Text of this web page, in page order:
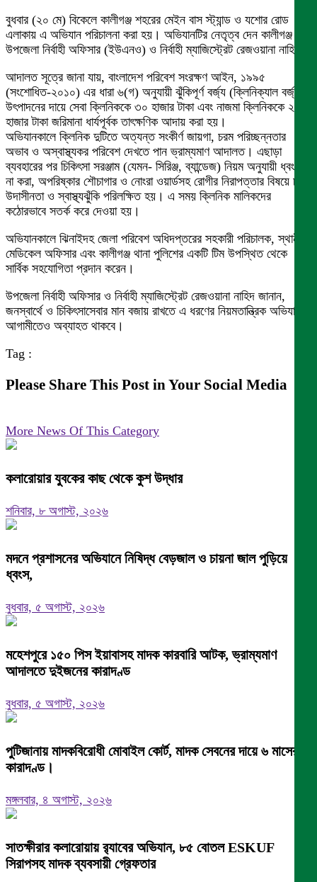
বুধবার (২০ মে) বিকেলে কালীগঞ্জ শহরের মেইন বাস স্ট্যান্ড ও যশোর রোড
এলাকায় এ অভিযান পরিচালনা করা হয়। অভিযানটির নেতৃত্ব দেন কালীগঞ্জ
উপজেলা নির্বাহী অফিসার (ইউএনও) ও নির্বাহী ম্যাজিস্ট্রেট রেজওয়ানা নাহিদ।
আদালত সূত্রে জানা যায়, বাংলাদেশ পরিবেশ সংরক্ষণ আইন, ১৯৯৫
(সংশোধিত-২০১০) এর ধারা ৬(গ) অনুযায়ী ঝুঁকিপূর্ণ বর্জ্য (ক্লিনিক্যাল বর্জ্য)
উৎপাদনের দায়ে সেবা ক্লিনিককে ৩০ হাজার টাকা এবং নাজমা ক্লিনিককে ২০
হাজার টাকা জরিমানা ধার্যপূর্বক তাৎক্ষণিক আদায় করা হয়।
অভিযানকালে ক্লিনিক দুটিতে অত্যন্ত সংকীর্ণ জায়গা, চরম পরিচ্ছন্নতার
অভাব ও অস্বাস্থ্যকর পরিবেশ দেখতে পান ভ্রাম্যমাণ আদালত। এছাড়া
ব্যবহারের পর চিকিৎসা সরঞ্জাম (যেমন- সিরিঞ্জ, ব্যান্ডেজ) নিয়ম অনুযায়ী ধ্বংস
না করা, অপরিষ্কার শৌচাগার ও নোংরা ওয়ার্ডসহ রোগীর নিরাপত্তার বিষয়ে চরম
উদাসীনতা ও স্বাস্থ্যঝুঁকি পরিলক্ষিত হয়। এ সময় ক্লিনিক মালিকদের
কঠোরভাবে সতর্ক করে দেওয়া হয়।
অভিযানকালে ঝিনাইদহ জেলা পরিবেশ অধিদপ্তরের সহকারী পরিচালক, স্থানীয়
মেডিকেল অফিসার এবং কালীগঞ্জ থানা পুলিশের একটি টিম উপস্থিত থেকে
সার্বিক সহযোগিতা প্রদান করেন।
উপজেলা নির্বাহী অফিসার ও নির্বাহী ম্যাজিস্ট্রেট রেজওয়ানা নাহিদ জানান,
জনস্বার্থে ও চিকিৎসাসেবার মান বজায় রাখতে এ ধরণের নিয়মতান্ত্রিক অভিযান
আগামীতেও অব্যাহত থাকবে।
Tag :
Please Share This Post in Your Social Media
More News Of This Category
কলারোয়ার যুবকের কাছ থেকে কুশ উদ্ধার
শনিবার, ৮ অগাস্ট, ২০২৬
মদনে প্রশাসনের অভিযানে নিষিদ্ধ বেড়জাল ও চায়না জাল পুড়িয়ে
ধ্বংস,
বুধবার, ৫ অগাস্ট, ২০২৬
মহেশপুরে ১৫০ পিস ইয়াবাসহ মাদক কারবারি আটক, ভ্রাম্যমাণ
আদালতে দুইজনের কারাদণ্ড
বুধবার, ৫ অগাস্ট, ২০২৬
পুটিজানায় মাদকবিরোধী মোবাইল কোর্ট, মাদক সেবনের দায়ে ৬ মাসের
কারাদণ্ড।
মঙ্গলবার, ৪ অগাস্ট, ২০২৬
সাতক্ষীরার কলারোয়ায় র‍্যাবের অভিযান, ৮৫ বোতল ESKUF
সিরাপসহ মাদক ব্যবসায়ী গ্রেফতার